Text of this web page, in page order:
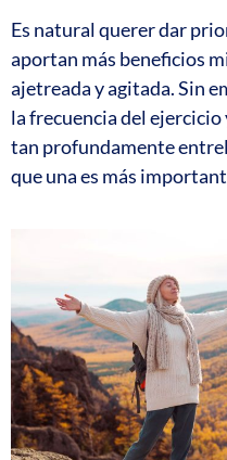
Es natural querer dar
aportan más beneficios
ajetreada y agitada. Sin
la frecuencia del ejercicio
tan profundamente
que una es más